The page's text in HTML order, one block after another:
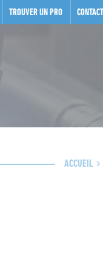
TROUVER UN PRO CONTACT
ACCUEIL